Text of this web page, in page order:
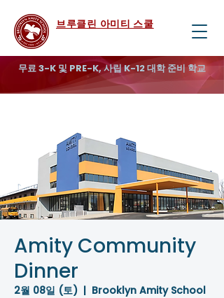
브루클린 아미티 스쿨
무료 3-K 및 PRE-K, 사립 K-12 대학 준비 학교
Amity Community
Dinner
2월 08일 (토)
  |
Brooklyn Amity School